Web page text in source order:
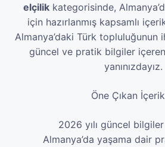
elçilikkategorisinde,
için hazırlanmış kapsamlı
Almanya’daki Türk topluluğunun
güncel ve pratik bilgiler
yanınızdayız.
Öne Çıkan
2026 yılı güncel
Almanya’da yaşama dair